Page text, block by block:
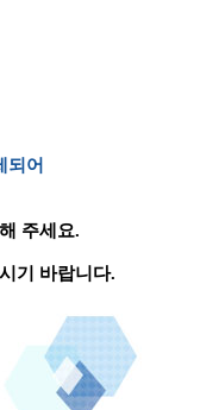
되어
주세요.
기 바랍니다.